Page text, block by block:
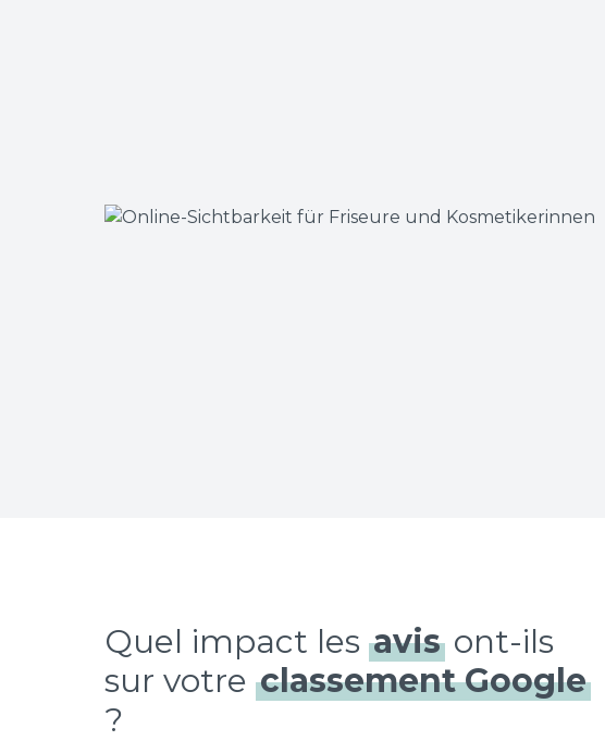
Quel impact les avis ont-ils
sur votre classement Google
?